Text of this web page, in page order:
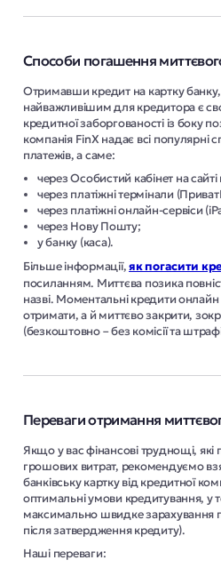
Способи погашення
Отримавши кредит на картку банку,
найважливішим для кредитора є
кредитної заборгованості із боку
компанія FinX надає всі популярні
платежів, а саме:
через Особистий кабінет на сайті
через платіжні термінали
через платіжні онлайн-сервіси
через Нову Пошту;
у банку (каса).
Більше інформації,як погасити
посиланням. Миттєва позика
назві. Моментальні кредити
отримати, а й миттєво закрити,
(безкоштовно – без комісії та
Переваги отримання
Якщо у вас фінансові труднощі, які
грошових витрат, рекомендуємо
банківську картку від кредитної
оптимальні умови кредитування, у
максимально швидке зарахування
після затвердження кредиту).
Наші переваги: